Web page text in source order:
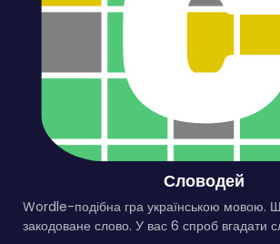
Словодей
Wordle-подібна гра українською мовою.
закодоване слово. У вас 6 спроб вгадати